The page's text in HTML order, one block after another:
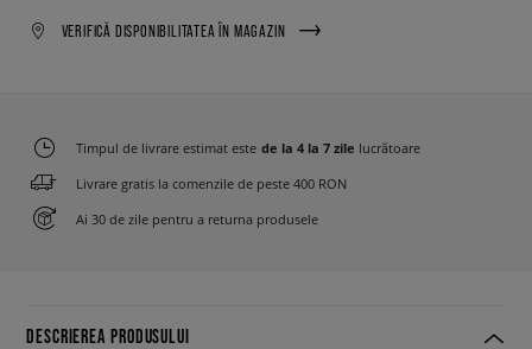
VERIFICĂ DISPONIBILITATEA ÎN MAGAZIN
Timpul de livrare estimat este de la 4 la 7 zile lucrătoare
Livrare gratis la comenzile de peste 400 RON
Ai 30 de zile pentru a returna produsele
DESCRIEREA PRODUSULUI